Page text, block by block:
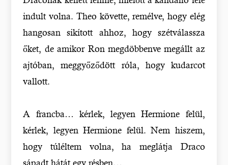
indult volna. Theo követte, remélve, hogy elég
hangosan sikított ahhoz, hogy szétválassza
őket, de amikor Ron megdöbbenve megállt az
ajtóban, meggyőződött róla, hogy kudarcot
vallott.
A francba… kérlek, legyen Hermione felül,
kérlek, legyen Hermione felül. Nem hiszem,
hogy túléltem volna, ha meglátja Draco
sápadt hátát egy résben…